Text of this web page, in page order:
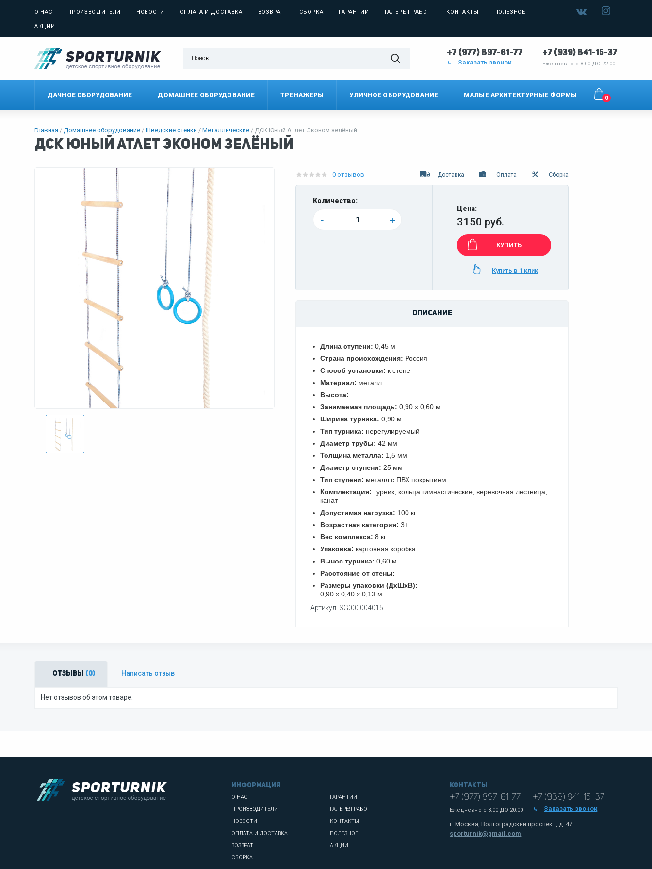
О НАС ПРОИЗВОДИТЕЛИ НОВОСТИ ОПЛАТА И ДОСТАВКА ВОЗВРАТ СБОРКА ГАРАНТИИ ГАЛЕРЕЯ РАБОТ КОНТАКТЫ ПОЛЕЗНОЕ
АКЦИИ
+7 (977) 897-61-77
Заказать звонок
+7 (939) 841-15-37
Ежедневно с 8:00 ДО 22:00
ДАЧНОЕ ОБОРУДОВАНИЕ ДОМАШНЕЕ ОБОРУДОВАНИЕ ТРЕНАЖЕРЫ УЛИЧНОЕ ОБОРУДОВАНИЕ МАЛЫЕ АРХИТЕКТУРНЫЕ ФОРМЫ 0
Главная Домашнее оборудование Шведские стенки Металлические ДСК Юный Атлет Эконом зелёный
ДСК Юный Атлет Эконом зелёный
0 отзывов Доставка Оплата Сборка
Количество:
- +
Цена:
3150 руб.
КУПИТЬ
Купить в 1 клик
ОПИСАНИЕ
Длина ступени: 0,45 м
Страна происхождения: Россия
Способ установки: к стене
Материал: металл
Высота:
Занимаемая площадь: 0,90 х 0,60 м
Ширина турника: 0,90 м
Тип турника: нерегулируемый
Диаметр трубы: 42 мм
Толщина металла: 1,5 мм
Диаметр ступени: 25 мм
Тип ступени: металл с ПВХ покрытием
Комплектация: турник, кольца гимнастические, веревочная лестница,
канат
Допустимая нагрузка: 100 кг
Возрастная категория: 3+
Вес комплекса: 8 кг
Упаковка: картонная коробка
Вынос турника: 0,60 м
Расстояние от стены:
Размеры упаковки (ДхШхВ):
0,90 х 0,40 х 0,13 м
Артикул: SG000004015
Отзывы (0) Написать отзыв
Нет отзывов об этом товаре.
информация
О НАС
ПРОИЗВОДИТЕЛИ
НОВОСТИ
ОПЛАТА И ДОСТАВКА
ВОЗВРАТ
СБОРКА
ГАРАНТИИ
ГАЛЕРЕЯ РАБОТ
КОНТАКТЫ
ПОЛЕЗНОЕ
АКЦИИ
Контакты
+7 (977) 897-61-77
Ежедневно с 8:00 ДО 20:00
+7 (939) 841-15-37
Заказать звонок
г. Москва, Волгоградский проспект, д. 47
sporturnik@gmail.com